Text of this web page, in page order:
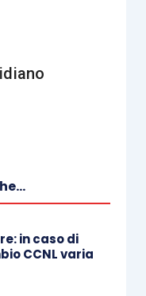
in caso di
CCNL varia